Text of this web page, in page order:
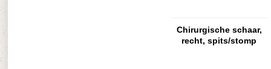
Chirurgische schaar,
recht, spits/stomp